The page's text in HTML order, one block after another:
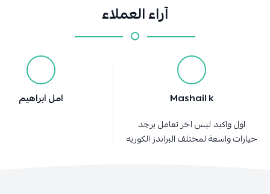
آراء العملاء
Mashail k
اول واكيد ليس اخر تعامل يرجد
خيارات واسعة لمختلف البراندز الكوريه
امل ابراهيم